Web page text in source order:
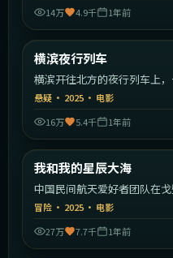
14万
4.9千 1年前
最新
横滨夜行列车
横滨开往北方的夜行列车上
失。
悬疑 · 2025 · 电影
16万
5.4千 1年前
最新
我和我的星辰大海
中国民间航天爱好者团队在
事。
冒险 · 2025 · 电影
27万
7.7千 1年前